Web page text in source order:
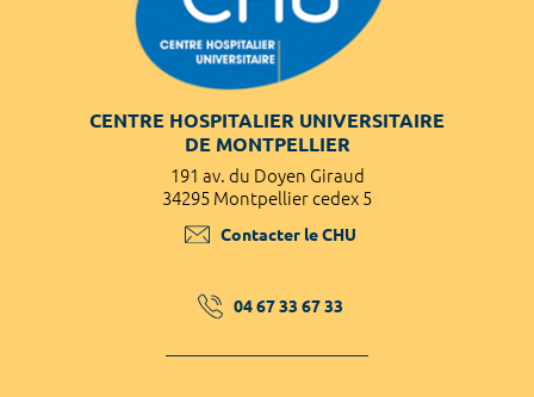
CENTRE HOSPITALIER UNIVERSITAIRE
DE MONTPELLIER
191 av. du Doyen Giraud
34295 Montpellier cedex 5
Contacter le CHU
04 67 33 67 33